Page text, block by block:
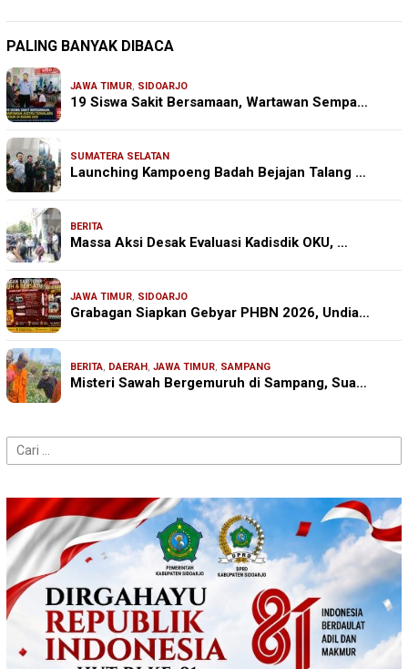
PALING BANYAK DIBACA
JAWA TIMUR, SIDOARJO
19 Siswa Sakit Bersamaan, Wartawan Sempa…
SUMATERA SELATAN
Launching Kampoeng Badah Bejajan Talang …
BERITA
Massa Aksi Desak Evaluasi Kadisdik OKU, …
JAWA TIMUR, SIDOARJO
Grabagan Siapkan Gebyar PHBN 2026, Undia…
BERITA, DAERAH , JAWA TIMUR, SAMPANG
Misteri Sawah Bergemuruh di Sampang, Sua…
Cari
untuk: